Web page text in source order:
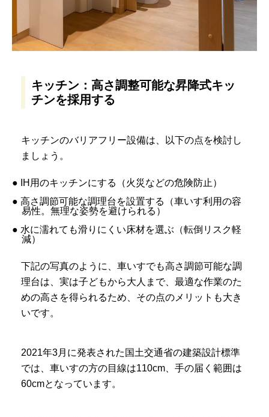
キッチン：高さ調整可能な昇降式キッ
チンを採用する
キッチンのバリアフリー設備は、以下の点を検討し
ましょう。
● IH用のキッチンにする（火災などの危険防止）
● 高さ調節可能な調理台を設置する（車いす利用の容
易性。無理な姿勢を避けられる）
● 水に濡れても滑りにくい床材を選ぶ（転倒リスク軽
減）
下記の写真のように、車いすでも高さ調節可能な調
理台は、実は子どもから大人まで、最適な作業のた
めの高さを得られるため、その点のメリットも大き
いです。
2021年3月に発表された国土交通省の建築設計標準
では、車いすの方の目線は110cm、手の届く範囲は
60cmとなっています。